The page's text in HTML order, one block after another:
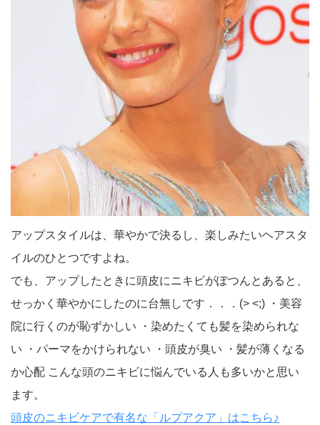
アップスタイルは、華やかで決るし、楽しみたいヘアスタ
イルのひとつですよね。
でも、アップしたときに頭皮にニキビがぽつんとあると、
せっかく華やかにしたのに台無しです．．．(> <;) ・美容
院に行くのが恥ずかしい ・染めたくても髪を染められな
い ・パーマをかけられない ・頭皮が臭い ・髪が薄くなる
か心配 こんな頭のニキビに悩んでいる人も多いかと思い
ます。
頭皮のニキビケアで有名な「ルプアクア」はこちら♪